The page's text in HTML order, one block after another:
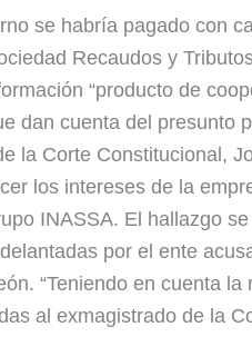
se habría pagado con
Recaudos y
“producto de
dan cuenta del presunto
la Corte Constitucional,
los intereses de la
INASSA. El hallazgo
por el ente
“Teniendo en cuenta
al exmagistrado de la